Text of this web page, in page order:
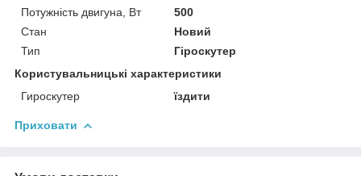
Потужність двигуна, Вт
500
Стан
Новий
Тип
Гіроскутер
Користувальницькі характеристики
Гироскутер
їздити
Приховати